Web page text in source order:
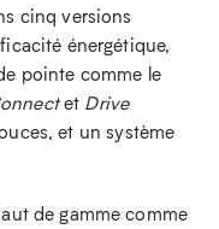
cinq versions
énergétique,
pointe comme le
et Drive
et un système
de gamme comme